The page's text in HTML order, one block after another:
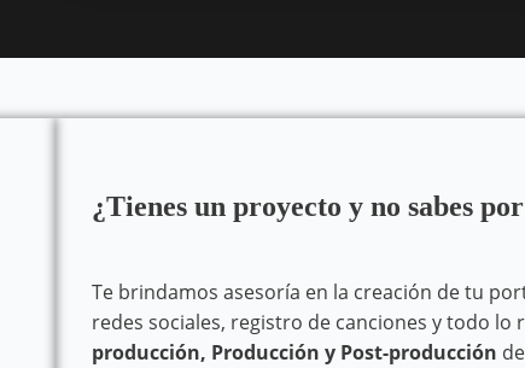
¿Tienes un proyecto y no sabes
Te brindamos asesoría en la creación de tu
redes sociales, registro de canciones y todo lo
producción, Producción y Post-producción